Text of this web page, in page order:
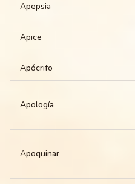
Apepsia
Apice
Apócrifo
Apología
Apoquinar